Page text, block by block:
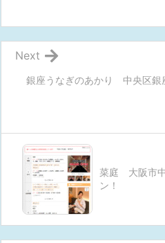
銀座うなぎのあかり 中央区銀
Next
菜庭 大阪市
ン！